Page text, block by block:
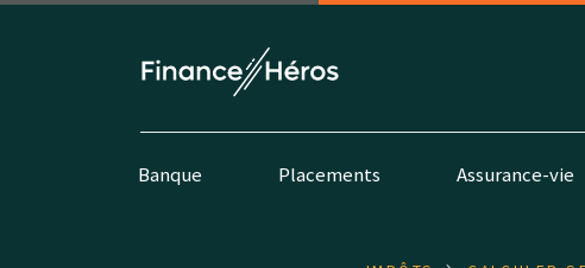
Banque Placements Assurance-vie